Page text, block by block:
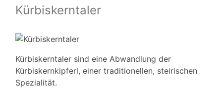
Kürbiskerntaler
Kürbiskerntaler sind eine Abwandlung der
Kürbiskernkipferl, einer traditionellen, steirischen
Spezialität.